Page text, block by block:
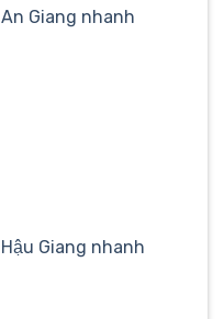
Giang nhanh
Giang nhanh